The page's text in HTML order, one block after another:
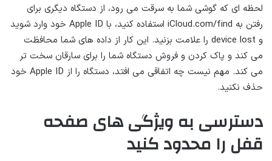
لحظه ای که گوشی شما به سرقت می رود، از دستگاه دیگری برای
رفتن به iCloud.com/find استفاده کنید، با Apple ID خود وارد شوید
و device lost را علامت بزنید. این کار از داده های شما محافظت
می کند و پاک کردن و فروش دستگاه شما را برای سارقان سخت تر
می کند. مهم نیست چه اتفاقی می افتد، دستگاه را از Apple ID خود
حذف نکنید.
دسترسی به ویژگی های صفحه
قفل را محدود کنید